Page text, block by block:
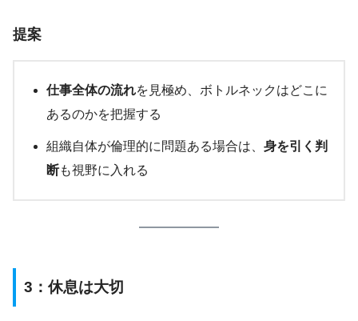
提案
仕事全体の流れを見極め、ボトルネックはどこに
あるのかを把握する
組織自体が倫理的に問題ある場合は、 身を引く判
断も視野に入れる
3：休息は大切